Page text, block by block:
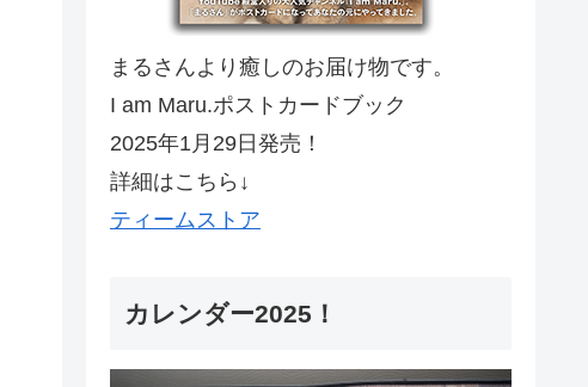
まるさんより癒しのお届け物です。
I am Maru.ポストカードブック
2025年1月29日発売！
詳細はこちら↓
ティームストア
カレンダー2025！